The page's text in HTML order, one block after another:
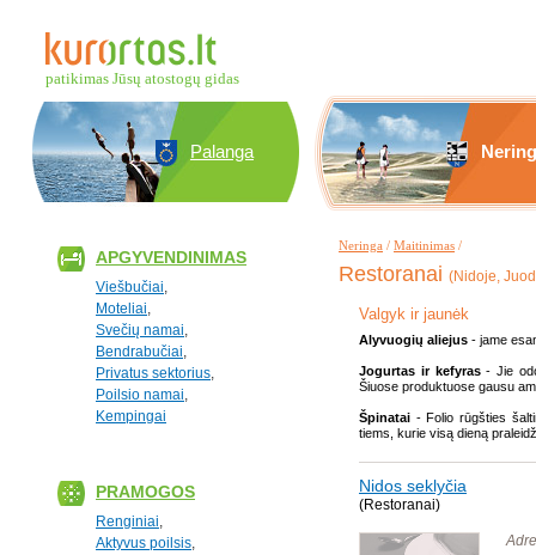
patikimas Jūsų atostogų gidas
Palanga
APGYVENDINIMAS
Viešbučiai,
Moteliai,
Svečių namai,
Bendrabučiai,
Privatus sektorius,
Poilsio namai,
Kempingai
PRAMOGOS
Renginiai,
Aktyvus poilsis,
Neringa / Maitinimas /
Restoranai (Nidoje,
Valgyk ir jaunėk
Alyvuogių aliejus - jame
Jogurtas ir kefyras- Jie
Šiuose produktuose gausu
Špinatai - Folio rūgšties
tiems, kurie visą dieną
Nidos seklyčia
(Restoranai)